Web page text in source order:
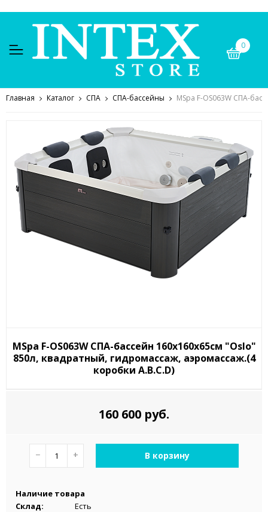
0
Главная Каталог СПА СПА-бассейны MSpa F-OS063W СПА-
MSpa F-OS063W СПА-бассейн 160х160х65см "Oslo"
850л, квадратный, гидромассаж, аэромассаж.(4
коробки A.B.C.D)
160 600 руб.
− + В корзину
Наличие товара
Склад:
Есть